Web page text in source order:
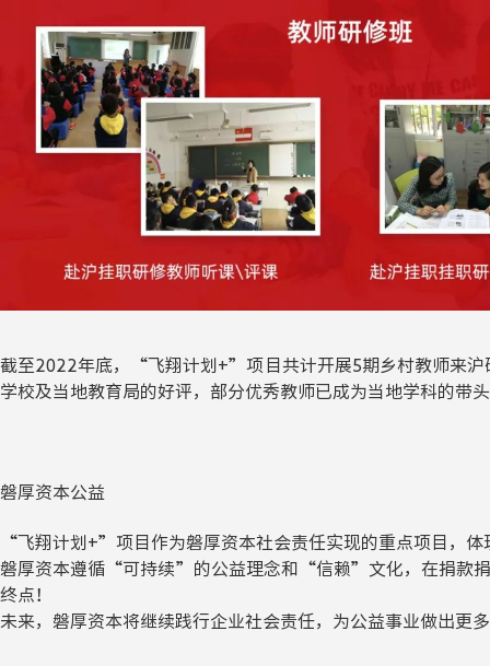
截至2022年底，“飞翔计划+”项目共计开展5期乡村教师来沪
学校及当地教育局的好评，部分优秀教师已成为当地学科的带
磐厚资本公益
“飞翔计划+”项目作为磐厚资本社会责任实现的重点项目，
磐厚资本遵循“可持续”的公益理念和“信赖”文化，在捐款
终点！
未来，磐厚资本将继续践行企业社会责任，为公益事业做出更